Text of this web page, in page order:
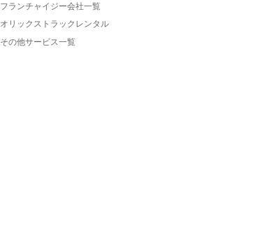
フランチャイジー会社一覧
オリックストラックレンタル
その他サービス一覧